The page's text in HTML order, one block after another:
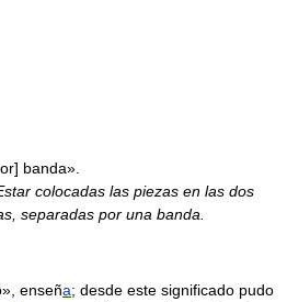
banda».
colocadas las piezas en las dos
separadas por una banda.
enseña; desde este significado pudo